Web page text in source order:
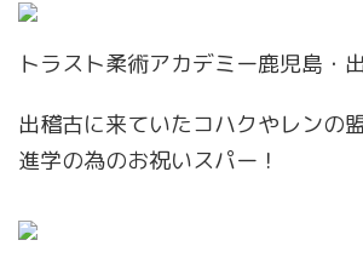
トラスト柔術アカデミー鹿児島・
出稽古に来ていたコハクやレンの
進学の為のお祝いスパー！